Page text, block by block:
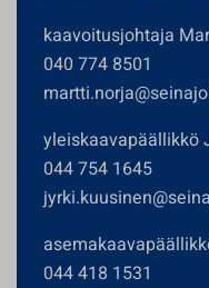
kaavoitusjohtaja
040 774 8501
yleiskaavapäällikkö
044 754 1645
044 418 1531